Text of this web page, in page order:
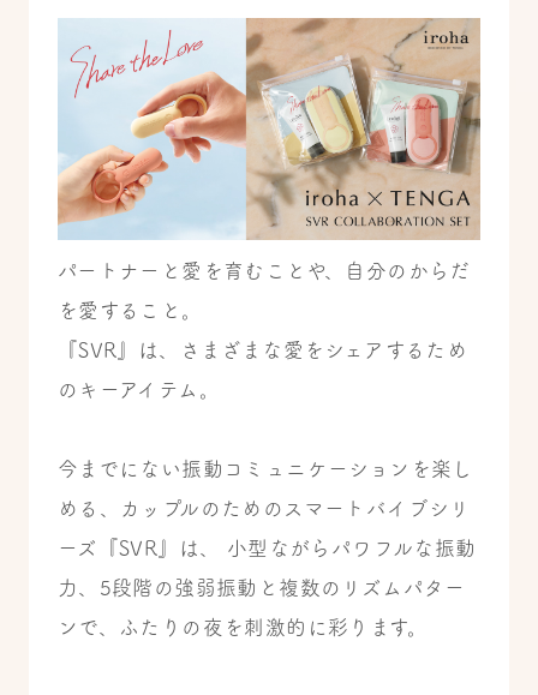
パートナーと愛を育むことや、自分のからだ
を愛すること。
『SVR』は、さまざまな愛をシェアするため
のキーアイテム。
今までにない振動コミュニケーションを楽し
める、カップルのためのスマートバイブシリ
ーズ『SVR』は、 小型ながらパワフルな振動
力、5段階の強弱振動と複数のリズムパター
ンで、ふたりの夜を刺激的に彩ります。